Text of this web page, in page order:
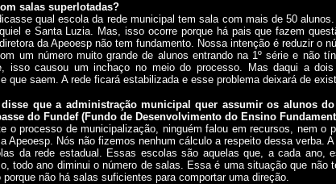
salas superlotadas?
qual escola da rede municipal tem sala com mais de 50
e Santa Luzia. Mas, isso ocorre porque há pais que fazem
da Apeoesp não tem fundamento. Nossa intenção é reduzir o
um número muito grande de alunos entrando na 1º série e não
isso causou um inchaço no meio do processo. Mas daqui a
que saem. A rede ficará estabilizada e esse problema deixará de
disse que a administração municipal quer assumir os alunos
do Fundef (Fundo de Desenvolvimento do Ensino
o processo de municipalização, ninguém falou em recursos, nem o
Apeoesp. Nós não fizemos nenhum cálculo a respeito dessa verba.
da rede estadual. Essas escolas são aquelas que, a cada ano,
todo ano diminui o número de salas. Essa é uma situação que não
não há salas suficientes para comportar uma direção.